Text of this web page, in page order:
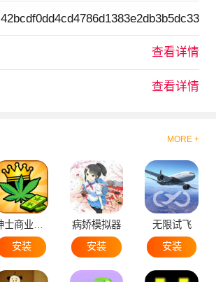
42bcdf0dd4cd4786d1383e2db3b5dc33
查看详情
查看详情
MORE +
绅士商业策略
安装
病娇模拟器
安装
无限试飞
安装